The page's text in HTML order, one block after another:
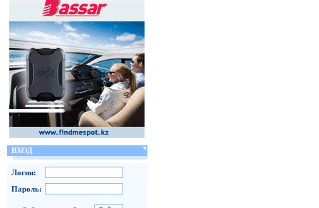
ВХОД
Логин:
Пароль: